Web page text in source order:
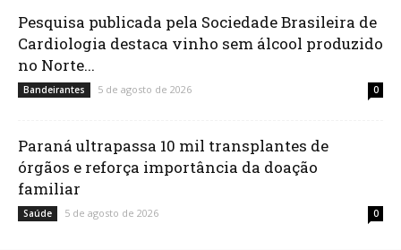
Pesquisa publicada pela Sociedade Brasileira de
Cardiologia destaca vinho sem álcool produzido
no Norte...
Bandeirantes 5 de agosto de 2026 0
Paraná ultrapassa 10 mil transplantes de
órgãos e reforça importância da doação
familiar
Saúde 5 de agosto de 2026 0